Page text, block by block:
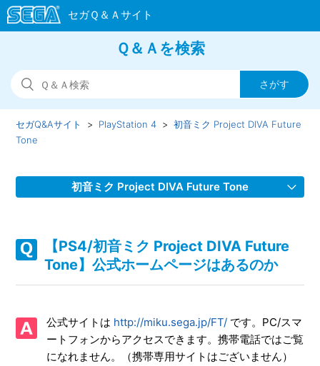
Ｑ＆Ａを検索
セガQ&Aサイト PlayStation 4
初音ミク Project DIVA Future
Tone
初音ミク Project DIVA Future Tone
ルのURLを教えてほしい
【PS4/初音ミク Project DIVA Future Tone】プレイ動画やゲ
【PS4/初音ミク Project DIVA Future Tone】ゲームが難し
い、コツなどはあるのか
【PS4/初音ミク Project DIVA Future
Tone】公式ホームページはあるのか
公式サイトは http://miku.sega.jp/FT/ です。PC/スマ
ートフォンからアクセスできます。携帯電話ではご覧
になれません。（携帯専用サイトはございません）